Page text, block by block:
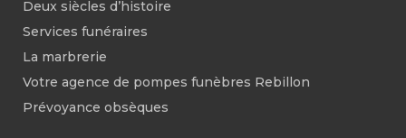
Deux siècles d’histoire
Services funéraires
La marbrerie
Votre agence de pompes funèbres Rebillon
Prévoyance obsèques